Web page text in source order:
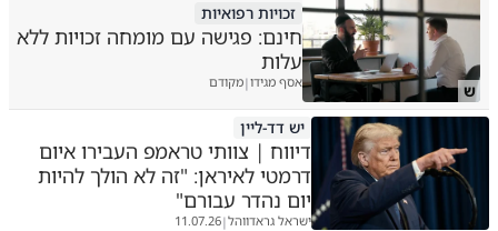
ש
זכויות רפואיות
חינם: פגישה עם מומחה זכויות ללא
עלות
אסף מגידו|מקודם
יש דד-ליין
דיווח | צוותי טראמפ העבירו איום
דרמטי לאיראן: "זה לא הולך להיות
יום נהדר עבורם"
ישראל גראדווהל|
11.07.26